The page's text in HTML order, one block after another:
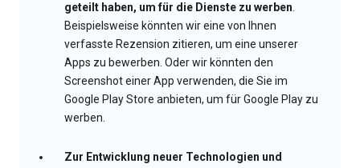
geteilt haben, um für die Dienste zu werben.
Beispielsweise könnten wir eine von Ihnen
verfasste Rezension zitieren, um eine unserer
Apps zu bewerben. Oder wir könnten den
Screenshot einer App verwenden, die Sie im
Google Play Store anbieten, um für Google Play zu
werben.
Zur Entwicklung neuer Technologien und